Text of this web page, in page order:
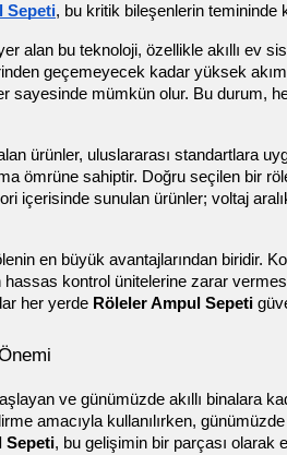
Sepeti, bu kritik bileşenlerin temininde
alan bu teknoloji, özellikle akıllı ev
geçemeyecek kadar yüksek
sayesinde mümkün olur. Bu durum,
ürünler, uluslararası standartlara
ömrüne sahiptir. Doğru seçilen bir
içerisinde sunulan ürünler; voltaj
en büyük avantajlarından biridir.
hassas kontrol ünitelerine zarar
her yerde Röleler Ampul Sepeti
ve günümüzde akıllı binalara
amacıyla kullanılırken,
Sepeti, bu gelişimin bir parçası